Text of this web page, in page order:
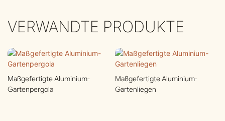
VERWANDTE PRODUKTE
Maßgefertigte Aluminium-
Gartenpergola
Maßgefertigte Aluminium-
Gartenliegen